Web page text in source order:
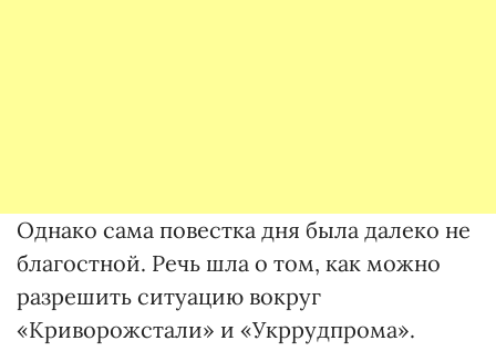
Однако сама повестка дня была далеко не
благостной. Речь шла о том, как можно
разрешить ситуацию вокруг
«Криворожстали» и «Укррудпрома».